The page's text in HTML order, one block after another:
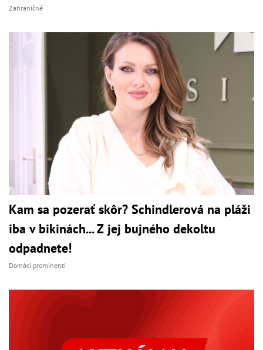
Zahraničné
Kam sa pozerať skôr? Schindlerová na pláži
iba v bikinách... Z jej bujného dekoltu
odpadnete!
Domáci prominenti